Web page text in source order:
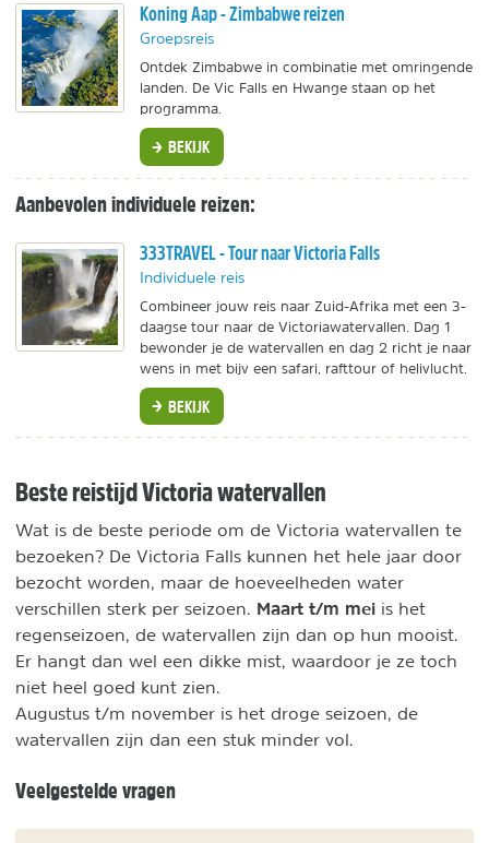
Koning Aap - Zimbabwe reizen
Groepsreis
Ontdek Zimbabwe in combinatie met omringende
landen. De Vic Falls en Hwange staan op het
programma.
BEKIJK
Aanbevolen individuele reizen:
333TRAVEL - Tour naar Victoria Falls
Individuele reis
Combineer jouw reis naar Zuid-Afrika met een 3-
daagse tour naar de Victoriawatervallen. Dag 1
bewonder je de watervallen en dag 2 richt je naar
wens in met bijv een safari, rafttour of helivlucht.
BEKIJK
Beste reistijd Victoria watervallen
Wat is de beste periode om de Victoria watervallen te
bezoeken? De Victoria Falls kunnen het hele jaar door
bezocht worden, maar de hoeveelheden water
verschillen sterk per seizoen. Maart t/m mei is het
regenseizoen, de watervallen zijn dan op hun mooist.
Er hangt dan wel een dikke mist, waardoor je ze toch
niet heel goed kunt zien.
Augustus t/m november is het droge seizoen, de
watervallen zijn dan een stuk minder vol.
Veelgestelde vragen